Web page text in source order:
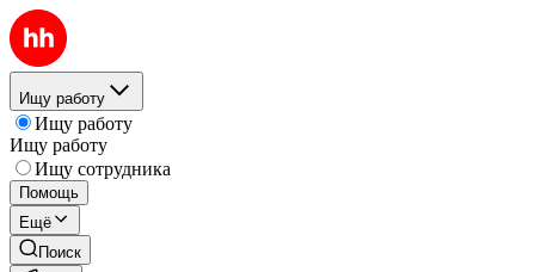
Ищу работу
Ищу работу
Ищу работу
Ищу сотрудника
Помощь
Ещё
Поиск